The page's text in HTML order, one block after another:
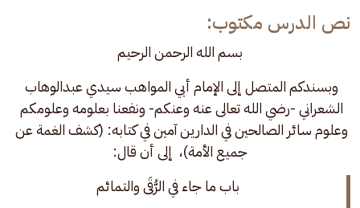
نص الدرس مكتوب:
بسم الله الرحمن الرحيم
وبسندكم المتصل إلى الإمام أبي المواهب سيدي عبدالوهاب
الشعراني -رضي الله تعالى عنه وعنكم- ونفعنا بعلومه وعلومكم
وعلوم سائر الصالحين في الدارين آمين في كتابه: (كشف الغمة عن
جميع الأمة)،  إلى أن قال:
باب ما جاء في الرُّقَى والتمائم